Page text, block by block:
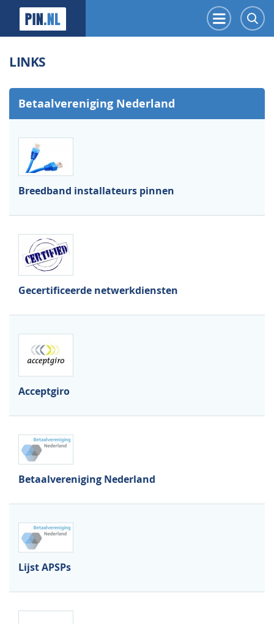
Menu
LINKS
Betaalvereniging Nederland
Breedband installateurs pinnen
Gecertificeerde netwerkdiensten
Acceptgiro
Betaalvereniging Nederland
Lijst APSPs